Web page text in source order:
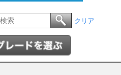
クリア